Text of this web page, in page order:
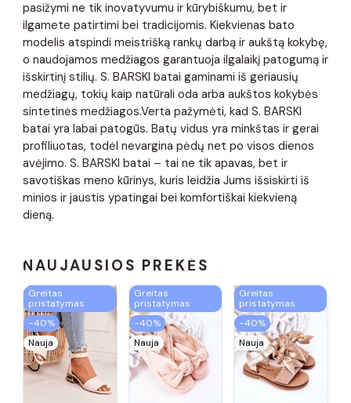
pasižymi ne tik inovatyvumu ir kūrybiškumu, bet ir
ilgamete patirtimi bei tradicijomis. Kiekvienas bato
modelis atspindi meistrišką rankų darbą ir aukštą kokybę,
o naudojamos medžiagos garantuoja ilgalaikį patogumą ir
išskirtinį stilių. S. BARSKI batai gaminami iš geriausių
medžiagų, tokių kaip natūrali oda arba aukštos kokybės
sintetinės medžiagos.Verta pažymėti, kad S. BARSKI
batai yra labai patogūs. Batų vidus yra minkštas ir gerai
profiliuotas, todėl nevargina pėdų net po visos dienos
avėjimo. S. BARSKI batai – tai ne tik apavas, bet ir
savotiškas meno kūrinys, kuris leidžia Jums išsiskirti iš
minios ir jaustis ypatingai bei komfortiškai kiekvieną
dieną.
NAUJAUSIOS PREKĖS
Greitas
pristatymas
−40%
Nauja
Greitas
pristatymas
−40%
Nauja
Greitas
pristatymas
−40%
Nauja